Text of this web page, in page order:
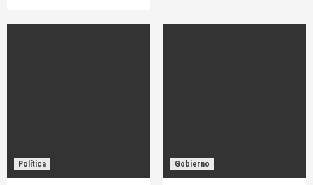
Política Gobierno